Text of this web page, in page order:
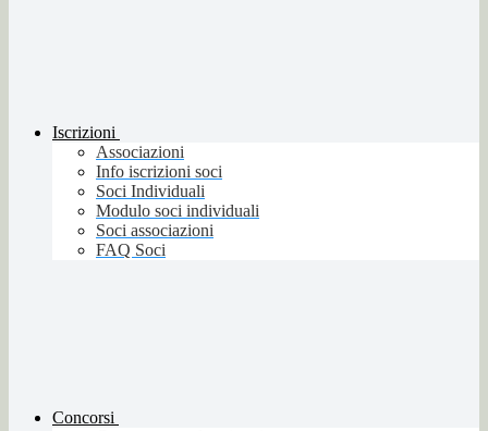
Iscrizioni
Associazioni
Info iscrizioni soci
Soci Individuali
Modulo soci individuali
Soci associazioni
FAQ Soci
Concorsi